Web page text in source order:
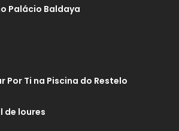
Palácio Baldaya
Por Ti na Piscina do Restelo
de loures